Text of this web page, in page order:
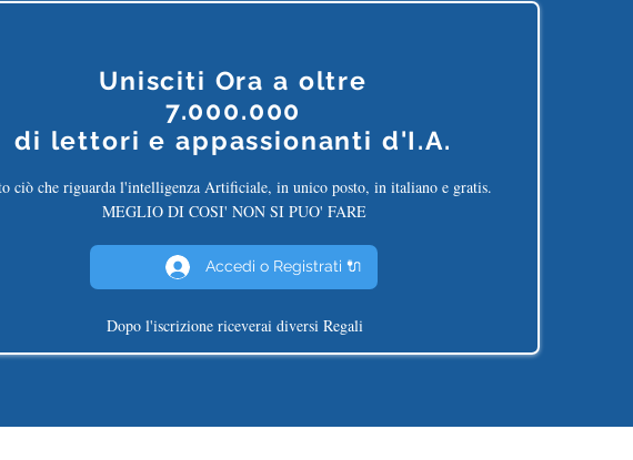
Unisciti Ora a oltre
7.000.000
di lettori e appassionanti d'I.A.
ciò che riguarda l'intelligenza Artificiale, in unico posto, in italiano e gratis.
MEGLIO DI COSI' NON SI PUO' FARE
Accedi o Registrati 🔌
Dopo l'iscrizione riceverai diversi Regali